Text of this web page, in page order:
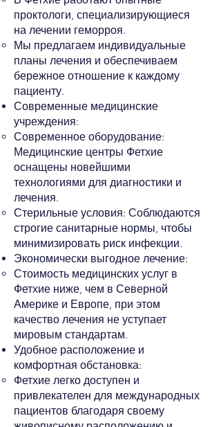
проктологи, специализирующиеся
на лечении геморроя.
Мы предлагаем индивидуальные
планы лечения и обеспечиваем
бережное отношение к каждому
пациенту.
Современные медицинские
учреждения:
Современное оборудование:
Медицинские центры Фетхие
оснащены новейшими
технологиями для диагностики и
лечения.
Стерильные условия: Соблюдаются
строгие санитарные нормы, чтобы
минимизировать риск инфекции.
Экономически выгодное лечение:
Стоимость медицинских услуг в
Фетхие ниже, чем в Северной
Америке и Европе, при этом
качество лечения не уступает
мировым стандартам.
Удобное расположение и
комфортная обстановка:
Фетхие легко доступен и
привлекателен для международных
пациентов благодаря своему